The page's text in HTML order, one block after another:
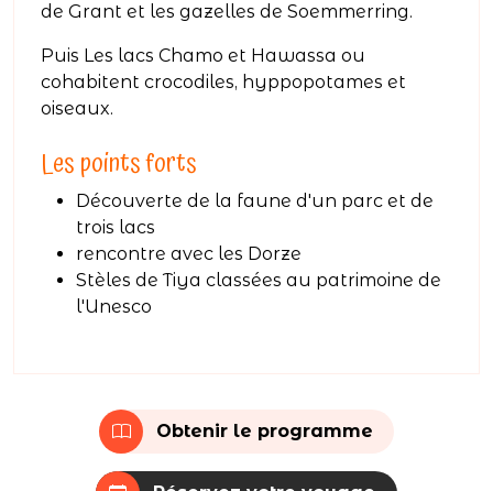
de Grant et les gazelles de Soemmerring.
Puis Les lacs Chamo et Hawassa ou
cohabitent crocodiles, hyppopotames et
oiseaux.
Les points forts
Découverte de la faune d'un parc et de
trois lacs
rencontre avec les Dorze
Stèles de Tiya classées au patrimoine de
l'Unesco
Obtenir le programme